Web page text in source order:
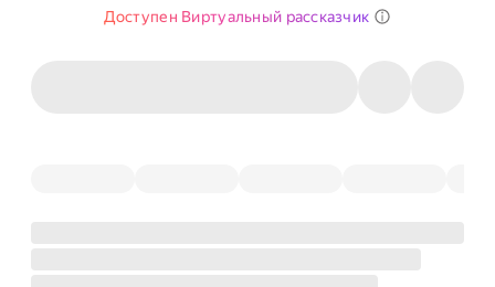
Доступен Виртуальный рассказчик